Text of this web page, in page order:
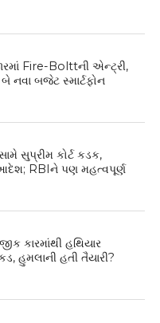
Fire-Bolttની એન્ટ્રી,
બજેટ સ્માર્ટફોન
સુપ્રીમ કોર્ટ કડક,
આદેશ; RBIને પણ મહત્વપૂર્ણ
કારમાંથી હથિયાર
હુમલાની હતી તૈયારી?